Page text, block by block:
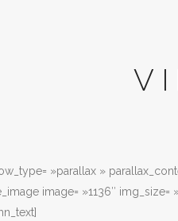
»parallax »
image= »1136″